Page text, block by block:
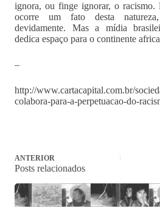
ignora, ou finge ignorar, o racismo.
ocorre um fato desta
devidamente. Mas a mídia
dedica espaço para o continente
–
http://www.cartacapital.com.br/
colabora-para-a-perpetuacao-do-
ANTERIOR
Posts relacionados